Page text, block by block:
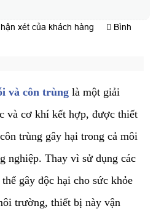
xét của khách hàng
Bình
và côn trùng là một giải
và cơ khí kết hợp, được thiết
trùng gây hại trong cả môi
nghiệp. Thay vì sử dụng các
gây độc hại cho sức khỏe
trường, thiết bị này vận